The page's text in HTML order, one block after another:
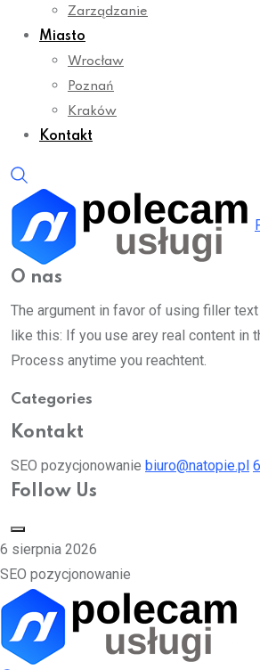
Zarządzanie
Miasto
Wrocław
Poznań
Kraków
Kontakt
O nas
The argument in favor of using filler
like this: If you use arey real content in
Process anytime you reachtent.
Categories
Kontakt
SEO pozycjonowanie biuro@natopie.pl
Follow Us
6 sierpnia 2026
SEO pozycjonowanie